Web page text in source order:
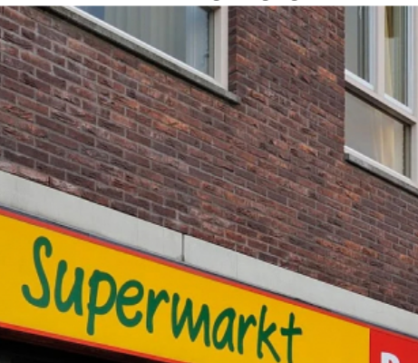
door de winkelende consument als prettig en vertrouwd
van je klanten. Vandaar dat digital signage bekend
visuele communicatie creëer je een beter merkimago,
én meer omzet.